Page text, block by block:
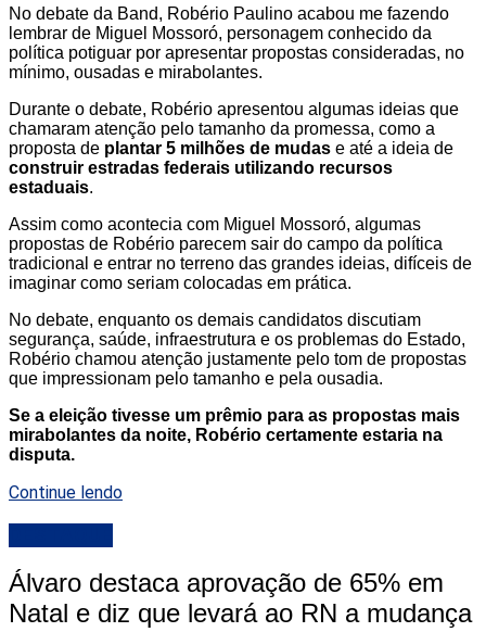
No debate da Band, Robério Paulino acabou me fazendo
lembrar de Miguel Mossoró, personagem conhecido da
política potiguar por apresentar propostas consideradas, no
mínimo, ousadas e mirabolantes.
Durante o debate, Robério apresentou algumas ideias que
chamaram atenção pelo tamanho da promessa, como a
proposta de plantar 5 milhões de mudas e até a ideia de
construir estradas federais utilizando recursos
estaduais.
Assim como acontecia com Miguel Mossoró, algumas
propostas de Robério parecem sair do campo da política
tradicional e entrar no terreno das grandes ideias, difíceis de
imaginar como seriam colocadas em prática.
No debate, enquanto os demais candidatos discutiam
segurança, saúde, infraestrutura e os problemas do Estado,
Robério chamou atenção justamente pelo tom de propostas
que impressionam pelo tamanho e pela ousadia.
Se a eleição tivesse um prêmio para as propostas mais
mirabolantes da noite, Robério certamente estaria na
disputa.
Continue lendo
Álvaro destaca aprovação de 65% em
Natal e diz que levará ao RN a mudança